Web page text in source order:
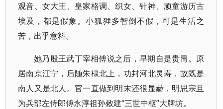
观音、女大王、皇家格调、织女、针神、顽童游历古
埃及，都是假象。小狐狸多智倒不假，可是生活之
苦，出乎意料。
她乃殷王武丁宰相傅说之后，早期自是贵冑。原
居南京江宁，后随朱棣北上，功封河北灵寿，故既是
南人又是北人。官一直做到明末还很显赫，明思宗且
为兵部左侍郎傅永淳祖孙敕建“三世中枢”大牌坊。